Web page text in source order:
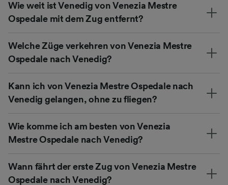
Wie weit ist Venedig von Venezia Mestre
Ospedale mit dem Zug entfernt?
Welche Züge verkehren von Venezia Mestre
Ospedale nach Venedig?
Kann ich von Venezia Mestre Ospedale nach
Venedig gelangen, ohne zu fliegen?
Wie komme ich am besten von Venezia
Mestre Ospedale nach Venedig?
Wann fährt der erste Zug von Venezia Mestre
Ospedale nach Venedig?